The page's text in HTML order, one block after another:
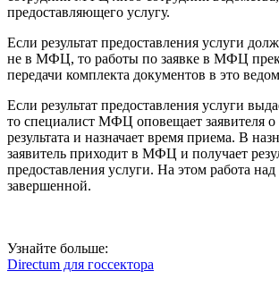
предоставляющего услугу.
Если результат предоставления услуги
не в МФЦ, то работы по заявке в МФЦ
передачи комплекта документов в это
Если результат предоставления услуги
то специалист МФЦ оповещает заявителя о
результата и назначает время приема. В
заявитель приходит в МФЦ и получает
предоставления услуги. На этом работа над
завершенной.
Узнайте больше:
Directum для госсектора